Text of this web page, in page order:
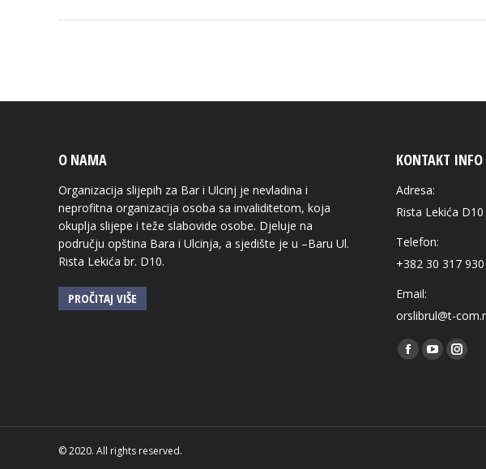
O NAMA
Organizacija slijepih za Bar i Ulcinj je nevladina i
neprofitna organizacija osoba sa invaliditetom, koja
okuplja slijepe i teže slabovide osobe. Djeluje na
području opština Bara i Ulcinja, a sjedište je u –Baru Ul.
Rista Lekića br. D10.
PROČITAJ VIŠE
KONTAKT INFO
Adresa:
Rista Lekića
Telefon:
+382 30 317
Email:
orslibrul@t-
Find us on:
Facebook
YouTube
© 2020. All rights reserved.